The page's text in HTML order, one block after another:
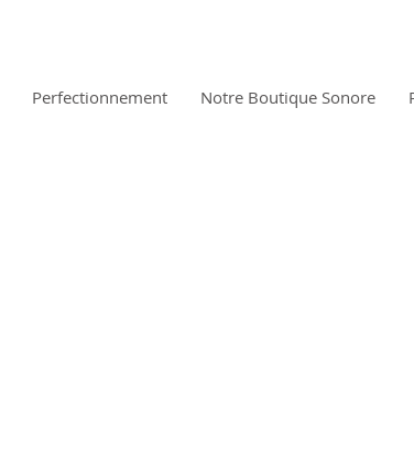
Perfectionnement Notre Boutique Sonore